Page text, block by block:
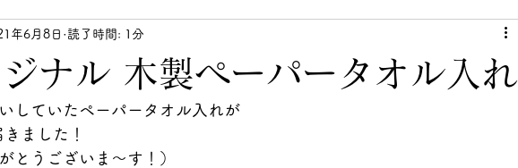
ナル 木製ペーパータオル入れ
年6月8日 読了時間: 1分
していたペーパータオル入れが
ました！
とうございま〜す！）